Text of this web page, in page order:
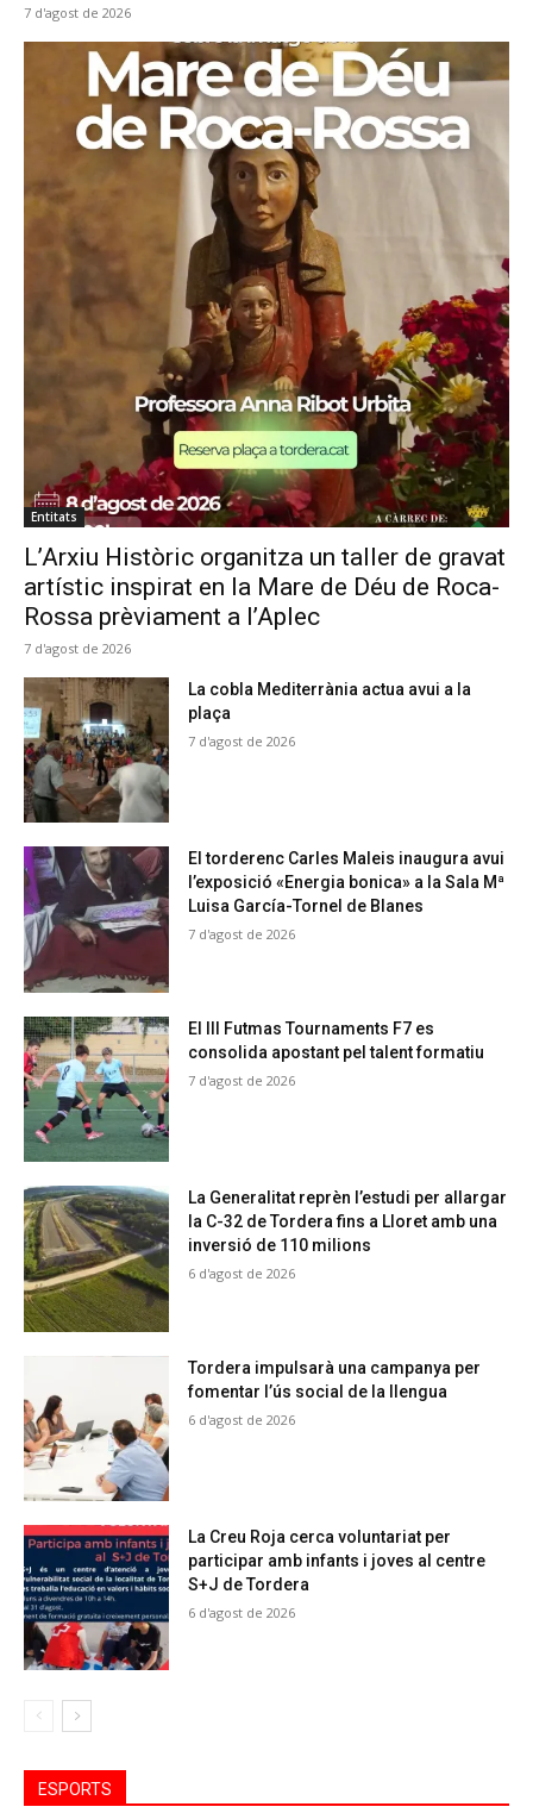
7 d'agost de 2026
Entitats
L’Arxiu Històric organitza un taller de gravat
artístic inspirat en la Mare de Déu de Roca-
Rossa prèviament a l’Aplec
7 d'agost de 2026
La cobla Mediterrània actua avui a la
plaça
7 d'agost de 2026
El torderenc Carles Maleis inaugura avui
l’exposició «Energia bonica» a la Sala Mª
Luisa García-Tornel de Blanes
7 d'agost de 2026
El III Futmas Tournaments F7 es
consolida apostant pel talent formatiu
7 d'agost de 2026
La Generalitat reprèn l’estudi per allargar
la C-32 de Tordera fins a Lloret amb una
inversió de 110 milions
6 d'agost de 2026
Tordera impulsarà una campanya per
fomentar l’ús social de la llengua
6 d'agost de 2026
La Creu Roja cerca voluntariat per
participar amb infants i joves al centre
S+J de Tordera
6 d'agost de 2026
ESPORTS